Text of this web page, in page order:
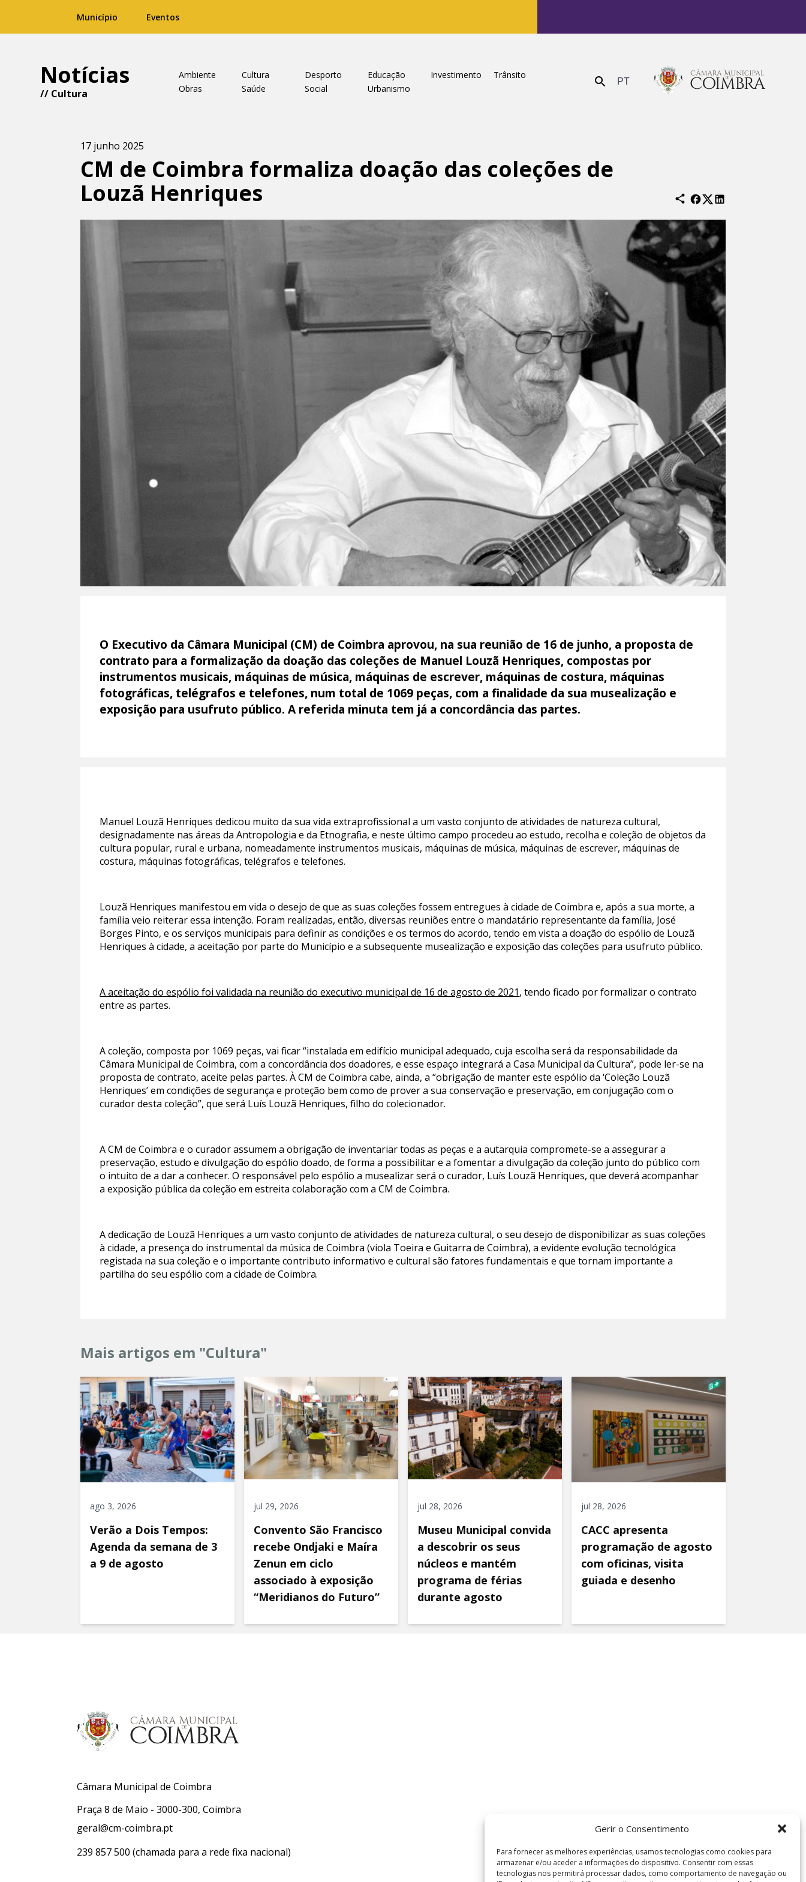
Gerir o Consentimento
Para fornecer as melhores experiências, usamos tecnologias como cookies para
armazenar e/ou aceder a informações do dispositivo. Consentir com essas
tecnologias nos permitirá processar dados, como comportamento de navegação ou
Município Eventos
Notícias
// Cultura
Ambiente Cultura Desporto Educação Investimento
Trânsito
Obras
Saúde Social Urbanismo Enviar PT
17 junho 2025
CM de Coimbra formaliza doação das coleções de
Louzã Henriques
O Executivo da Câmara Municipal (CM) de Coimbra aprovou, na sua reunião de 16 de junho, a proposta de
contrato para a formalização da doação das coleções de Manuel Louzã Henriques, compostas por
instrumentos musicais, máquinas de música, máquinas de escrever, máquinas de costura, máquinas
fotográficas, telégrafos e telefones, num total de 1069 peças, com a finalidade da sua musealização e
exposição para usufruto público. A referida minuta tem já a concordância das partes.
Manuel Louzã Henriques dedicou muito da sua vida extraprofissional a um vasto conjunto de atividades de natureza cultural,
designadamente nas áreas da Antropologia e da Etnografia, e neste último campo procedeu ao estudo, recolha e coleção de objetos da
cultura popular, rural e urbana, nomeadamente instrumentos musicais, máquinas de música, máquinas de escrever, máquinas de
costura, máquinas fotográficas, telégrafos e telefones.
Louzã Henriques manifestou em vida o desejo de que as suas coleções fossem entregues à cidade de Coimbra e, após a sua morte, a
família veio reiterar essa intenção. Foram realizadas, então, diversas reuniões entre o mandatário representante da família, José
Borges Pinto, e os serviços municipais para definir as condições e os termos do acordo, tendo em vista a doação do espólio de Louzã
Henriques à cidade, a aceitação por parte do Município e a subsequente musealização e exposição das coleções para usufruto público.
A aceitação do espólio foi validada na reunião do executivo municipal de 16 de agosto de 2021, tendo ficado por formalizar o contrato
entre as partes.
A coleção, composta por 1069 peças, vai ficar “instalada em edifício municipal adequado, cuja escolha será da responsabilidade da
Câmara Municipal de Coimbra, com a concordância dos doadores, e esse espaço integrará a Casa Municipal da Cultura”, pode ler-se na
proposta de contrato, aceite pelas partes. À CM de Coimbra cabe, ainda, a “obrigação de manter este espólio da ‘Coleção Louzã
Henriques’ em condições de segurança e proteção bem como de prover a sua conservação e preservação, em conjugação com o
curador desta coleção”, que será Luís Louzã Henriques, filho do colecionador.
A CM de Coimbra e o curador assumem a obrigação de inventariar todas as peças e a autarquia compromete-se a assegurar a
preservação, estudo e divulgação do espólio doado, de forma a possibilitar e a fomentar a divulgação da coleção junto do público com
o intuito de a dar a conhecer. O responsável pelo espólio a musealizar será o curador, Luís Louzã Henriques, que deverá acompanhar
a exposição pública da coleção em estreita colaboração com a CM de Coimbra.
A dedicação de Louzã Henriques a um vasto conjunto de atividades de natureza cultural, o seu desejo de disponibilizar as suas coleções
à cidade, a presença do instrumental da música de Coimbra (viola Toeira e Guitarra de Coimbra), a evidente evolução tecnológica
registada na sua coleção e o importante contributo informativo e cultural são fatores fundamentais e que tornam importante a
partilha do seu espólio com a cidade de Coimbra.
Mais artigos em "Cultura"
ago 3, 2026
Verão a Dois Tempos:
Agenda da semana de 3
a 9 de agosto
jul 29, 2026
Convento São Francisco
recebe Ondjaki e Maíra
Zenun em ciclo
associado à exposição
“Meridianos do Futuro”
jul 28, 2026
Museu Municipal convida
a descobrir os seus
núcleos e mantém
programa de férias
durante agosto
jul 28, 2026
CACC apresenta
programação de agosto
com oficinas, visita
guiada e desenho
Câmara Municipal de Coimbra
Praça 8 de Maio - 3000-300, Coimbra
geral@cm-coimbra.pt
239 857 500 (chamada para a rede fixa nacional)